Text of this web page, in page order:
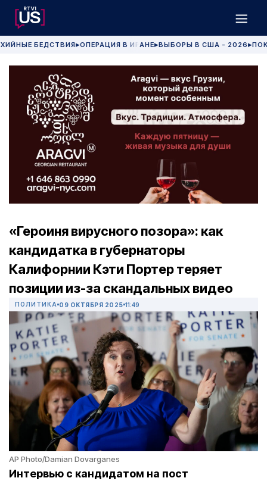
БЕДСТВИЯ▶ОПЕРАЦИЯ В ИРАНЕ▶ВЫБОРЫ В США - 2026 ▶
«Героиня вирусного позора»: как
кандидатка в губернаторы
Калифорнии Кэти Портер теряет
позиции из-за скандальных видео
ПОЛИТИКА 09 ОКТЯБРЯ 2025 11:49
AP Photo/Damian Dovarganes
Интервью с кандидатом на пост